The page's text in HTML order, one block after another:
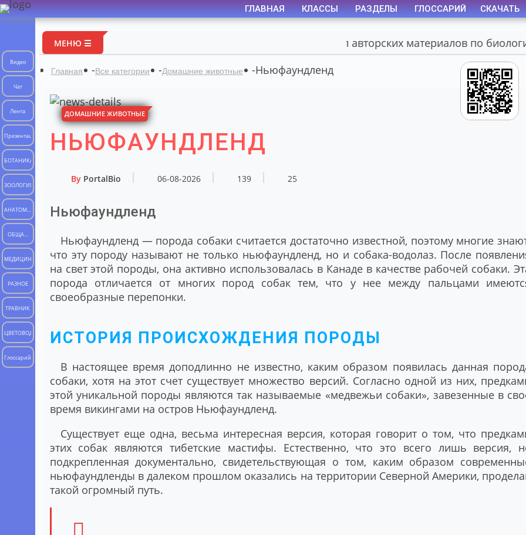
ГЛАВНАЯ КЛАССЫ РАЗДЕЛЫ ГЛОССАРИЙ СКАЧАТЬ
Видео
Чат
Лента
Презентации
БОТАНИКА
ЗООЛОГИЯ
АНАТОМИЯ
ЧЕЛОВЕКА
ОБЩАЯ
БИОЛОГИЯ
МЕДИЦИНА
РАЗНОЕ
ТРАВНИК
ЦВЕТОВОД
Глоссарий
МЕНЮ ☰ Портал авторских материалов по биологии
Главная -Все категории -Домашние животные -Ньюфаундленд
ДОМАШНИЕ ЖИВОТНЫЕ
НЬЮФАУНДЛЕНД
ByPortalBio 06-08-2026 139 25
Ньюфаундленд
Ньюфаундленд — порода собаки считается достаточно известной, поэтому многие
что эту породу называют не только ньюфаундленд, но и собака-водолаз. После
на свет этой породы, она активно использовалась в Канаде в качестве рабочей собаки.
порода отличается от многих пород собак тем, что у нее между пальцами
своеобразные перепонки.
ИСТОРИЯ ПРОИСХОЖДЕНИЯ ПОРОДЫ
В настоящее время доподлинно не известно, каким образом появилась данная
собаки, хотя на этот счет существует множество версий. Согласно одной из них,
этой уникальной породы являются так называемые «медвежьи собаки», завезенные в
время викингами на остров Ньюфаундленд.
Существует еще одна, весьма интересная версия, которая говорит о том, что
этих собак являются тибетские мастифы. Естественно, что это всего лишь версия,
подкрепленная документально, свидетельствующая о том, каким образом
ньюфаундленды в далеком прошлом оказались на территории Северной Америки,
такой огромный путь.